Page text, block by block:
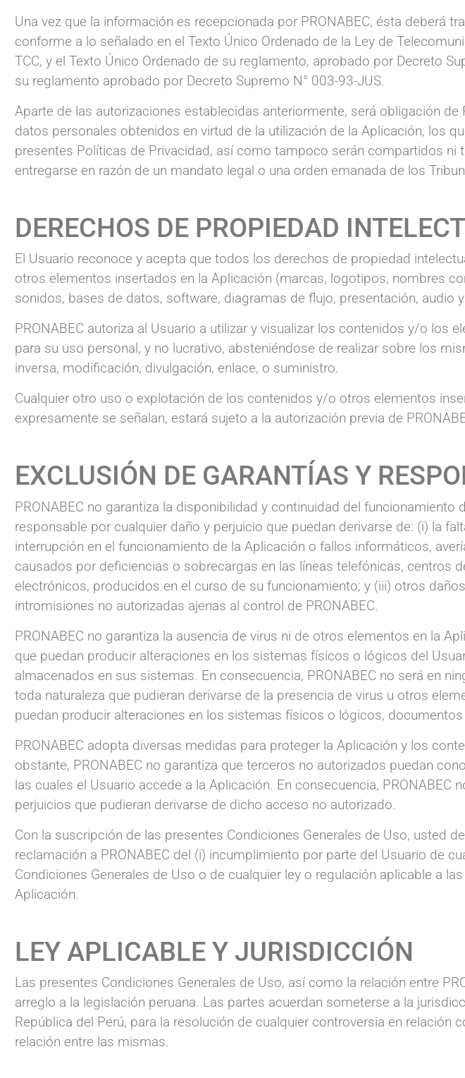
Una vez que la información es recepcionada por PRONABEC, ésta deberá
conforme a lo señalado en el Texto Único Ordenado de la Ley de
TCC, y el Texto Único Ordenado de su reglamento, aprobado por Decreto
su reglamento aprobado por Decreto Supremo N° 003-93-JUS.
Aparte de las autorizaciones establecidas anteriormente, será obligación
datos personales obtenidos en virtud de la utilización de la Aplicación, los
presentes Políticas de Privacidad, así como tampoco serán compartidos
entregarse en razón de un mandato legal o una orden emanada de los
DERECHOS DE PROPIEDAD
El Usuario reconoce y acepta que todos los derechos de propiedad
otros elementos insertados en la Aplicación (marcas, logotipos, nombres
sonidos, bases de datos, software, diagramas de flujo, presentación, audio
PRONABEC autoriza al Usuario a utilizar y visualizar los contenidos y/o los
para su uso personal, y no lucrativo, absteniéndose de realizar sobre los
inversa, modificación, divulgación, enlace, o suministro.
Cualquier otro uso o explotación de los contenidos y/o otros elementos
expresamente se señalan, estará sujeto a la autorización previa de
EXCLUSIÓN DE GARANTÍAS Y
PRONABEC no garantiza la disponibilidad y continuidad del funcionamiento
responsable por cualquier daño y perjuicio que puedan derivarse de: (i) la
interrupción en el funcionamiento de la Aplicación o fallos informáticos,
causados por deficiencias o sobrecargas en las líneas telefónicas, centros
electrónicos, producidos en el curso de su funcionamiento; y (iii) otros
intromisiones no autorizadas ajenas al control de PRONABEC.
PRONABEC no garantiza la ausencia de virus ni de otros elementos en la
que puedan producir alteraciones en los sistemas físicos o lógicos del
almacenados en sus sistemas. En consecuencia, PRONABEC no será en
toda naturaleza que pudieran derivarse de la presencia de virus u otros
puedan producir alteraciones en los sistemas físicos o lógicos,
PRONABEC adopta diversas medidas para proteger la Aplicación y los
obstante, PRONABEC no garantiza que terceros no autorizados puedan
las cuales el Usuario accede a la Aplicación. En consecuencia,
perjuicios que pudieran derivarse de dicho acceso no autorizado.
Con la suscripción de las presentes Condiciones Generales de Uso, usted
reclamación a PRONABEC del (i) incumplimiento por parte del Usuario de
Condiciones Generales de Uso o de cualquier ley o regulación aplicable a
Aplicación.
LEY APLICABLE Y JURISDICCIÓN
Las presentes Condiciones Generales de Uso, así como la relación entre
arreglo a la legislación peruana. Las partes acuerdan someterse a la
República del Perú, para la resolución de cualquier controversia en relación
relación entre las mismas.